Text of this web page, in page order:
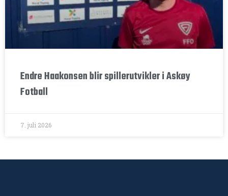
Endre Haakonsen blir spillerutvikler i Askøy
Fotball
7. juli 2026